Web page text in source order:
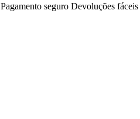
Pagamento seguro Devoluções fáceis